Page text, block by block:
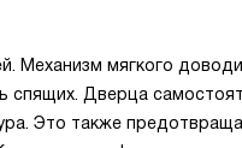
Механизм мягкого
Дверца
Это также